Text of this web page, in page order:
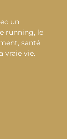
un
running, le
santé
vraie vie.